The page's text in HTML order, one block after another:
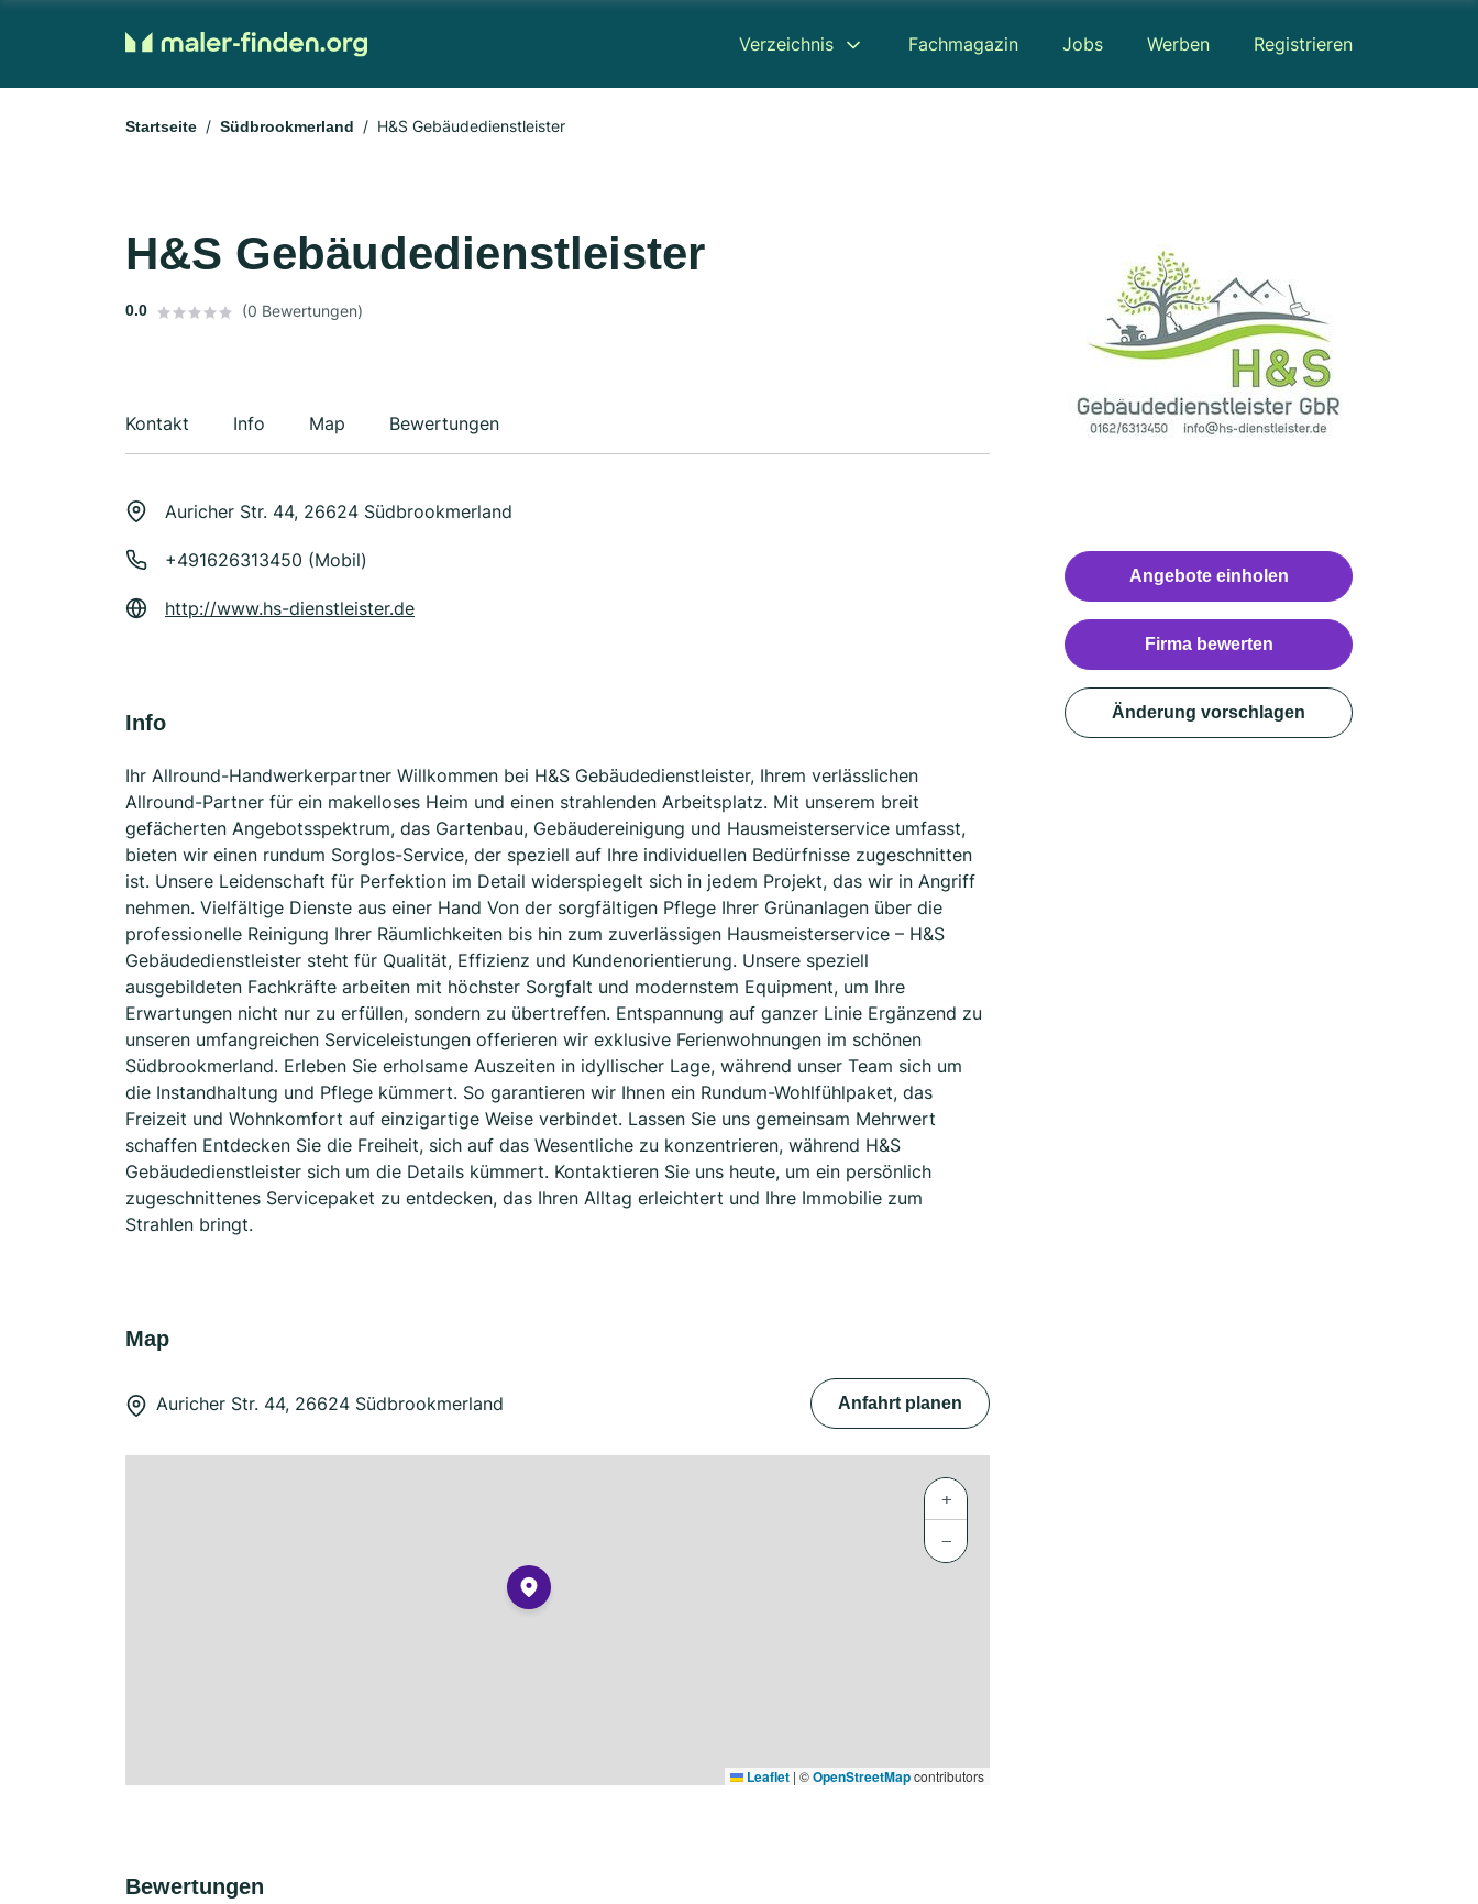
Verzeichnis Fachmagazin Jobs Werben Registrieren
Startseite Südbrookmerland H&S Gebäudedienstleister
H&S Gebäudedienstleister
0.0 (0 Bewertungen)
Kontakt Info Map Bewertungen
Auricher Str. 44, 26624 Südbrookmerland
+491626313450 (Mobil)
http://www.hs-dienstleister.de
Info
Ihr Allround-Handwerkerpartner Willkommen bei H&S Gebäudedienstleister, Ihrem verlässlichen
Allround-Partner für ein makelloses Heim und einen strahlenden Arbeitsplatz. Mit unserem breit
gefächerten Angebotsspektrum, das Gartenbau, Gebäudereinigung und Hausmeisterservice umfasst,
bieten wir einen rundum Sorglos-Service, der speziell auf Ihre individuellen Bedürfnisse zugeschnitten
ist. Unsere Leidenschaft für Perfektion im Detail widerspiegelt sich in jedem Projekt, das wir in Angriff
nehmen. Vielfältige Dienste aus einer Hand Von der sorgfältigen Pflege Ihrer Grünanlagen über die
professionelle Reinigung Ihrer Räumlichkeiten bis hin zum zuverlässigen Hausmeisterservice – H&S
Gebäudedienstleister steht für Qualität, Effizienz und Kundenorientierung. Unsere speziell
ausgebildeten Fachkräfte arbeiten mit höchster Sorgfalt und modernstem Equipment, um Ihre
Erwartungen nicht nur zu erfüllen, sondern zu übertreffen. Entspannung auf ganzer Linie Ergänzend zu
unseren umfangreichen Serviceleistungen offerieren wir exklusive Ferienwohnungen im schönen
Südbrookmerland. Erleben Sie erholsame Auszeiten in idyllischer Lage, während unser Team sich um
die Instandhaltung und Pflege kümmert. So garantieren wir Ihnen ein Rundum-Wohlfühlpaket, das
Freizeit und Wohnkomfort auf einzigartige Weise verbindet. Lassen Sie uns gemeinsam Mehrwert
schaffen Entdecken Sie die Freiheit, sich auf das Wesentliche zu konzentrieren, während H&S
Gebäudedienstleister sich um die Details kümmert. Kontaktieren Sie uns heute, um ein persönlich
zugeschnittenes Servicepaket zu entdecken, das Ihren Alltag erleichtert und Ihre Immobilie zum
Strahlen bringt.
Map
Auricher Str. 44, 26624 Südbrookmerland Anfahrt planen
+
−
Leaflet | ©OpenStreetMapcontributors
Bewertungen
Angebote einholen
Firma bewerten
Änderung vorschlagen